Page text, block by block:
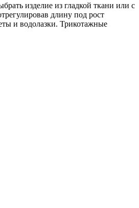
изделие из гладкой ткани или с
длину под рост
и водолазки. Трикотажные